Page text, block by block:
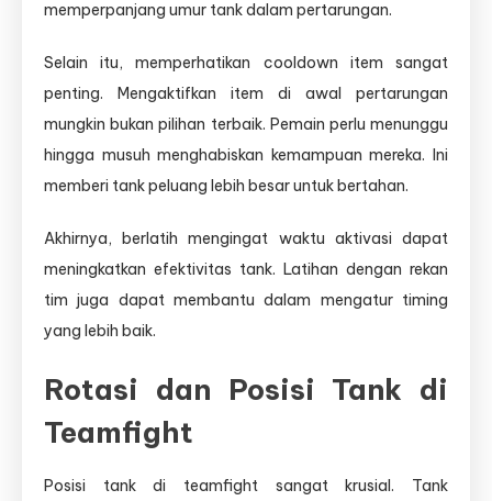
memperpanjang umur tank dalam pertarungan.
Selain itu, memperhatikan cooldown item sangat
penting. Mengaktifkan item di awal pertarungan
mungkin bukan pilihan terbaik. Pemain perlu menunggu
hingga musuh menghabiskan kemampuan mereka. Ini
memberi tank peluang lebih besar untuk bertahan.
Akhirnya, berlatih mengingat waktu aktivasi dapat
meningkatkan efektivitas tank. Latihan dengan rekan
tim juga dapat membantu dalam mengatur timing
yang lebih baik.
Rotasi dan Posisi Tank di
Teamfight
Posisi tank di teamfight sangat krusial. Tank